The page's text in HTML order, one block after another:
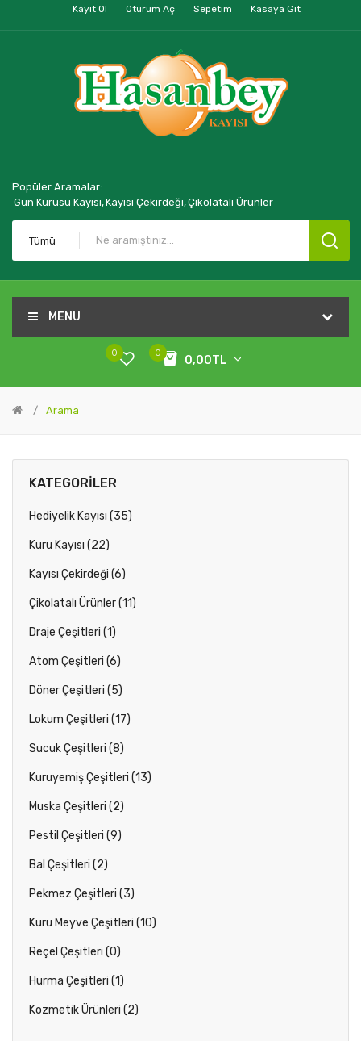
Kayıt Ol Oturum Aç Sepetim Kasaya Git
Popüler Aramalar:
Gün Kurusu Kayısı,Kayısı Çekirdeği,Çikolatalı Ürünler
Tümü
MENU
0
0,00TL
0
Arama
KATEGORILER
Hediyelik Kayısı (35)
Kuru Kayısı (22)
Kayısı Çekirdeği (6)
Çikolatalı Ürünler (11)
Draje Çeşitleri (1)
Atom Çeşitleri (6)
Döner Çeşitleri (5)
Lokum Çeşitleri (17)
Sucuk Çeşitleri (8)
Kuruyemiş Çeşitleri (13)
Muska Çeşitleri (2)
Pestil Çeşitleri (9)
Bal Çeşitleri (2)
Pekmez Çeşitleri (3)
Kuru Meyve Çeşitleri (10)
Reçel Çeşitleri (0)
Hurma Çeşitleri (1)
Kozmetik Ürünleri (2)